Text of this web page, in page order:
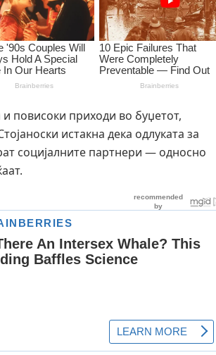
повисоки приходи во буџетот,
истакна дека одлуката за
социјалните партнери — односно